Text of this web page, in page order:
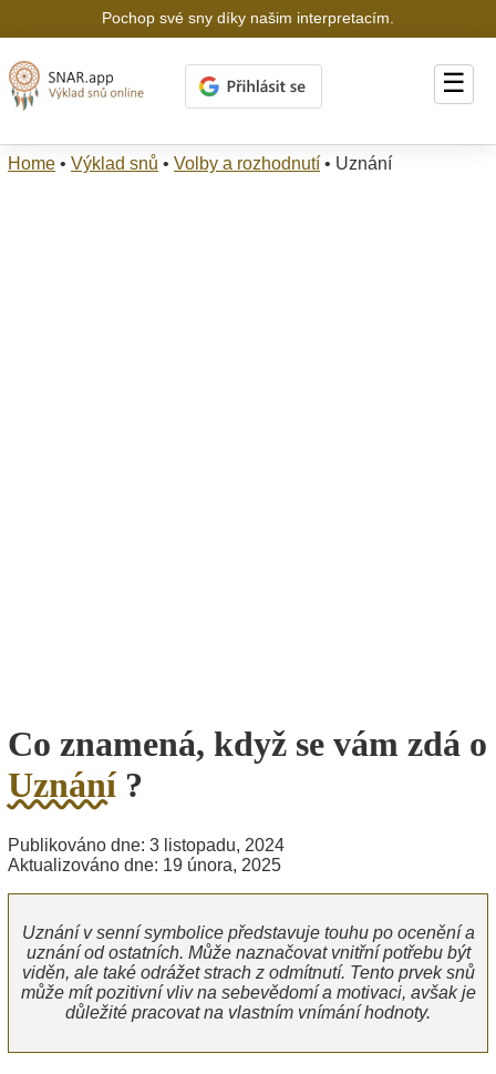
Pochop své sny díky našim interpretacím.
☰
Home • Výklad snů • Volby a rozhodnutí • Uznání
Co znamená, když se vám zdá o
Uznání?
Publikováno dne: 3 listopadu, 2024
Aktualizováno dne: 19 února, 2025
Uznání v senní symbolice představuje touhu po ocenění a
uznání od ostatních. Může naznačovat vnitřní potřebu být
viděn, ale také odrážet strach z odmítnutí. Tento prvek snů
může mít pozitivní vliv na sebevědomí a motivaci, avšak je
důležité pracovat na vlastním vnímání hodnoty.